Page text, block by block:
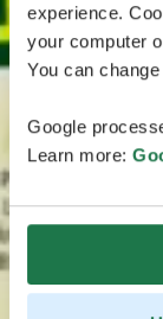
experience.
your computer
You can
Google
Learn more: